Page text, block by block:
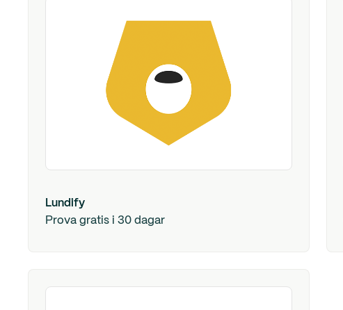
Lundify
Prova gratis i 30 dagar